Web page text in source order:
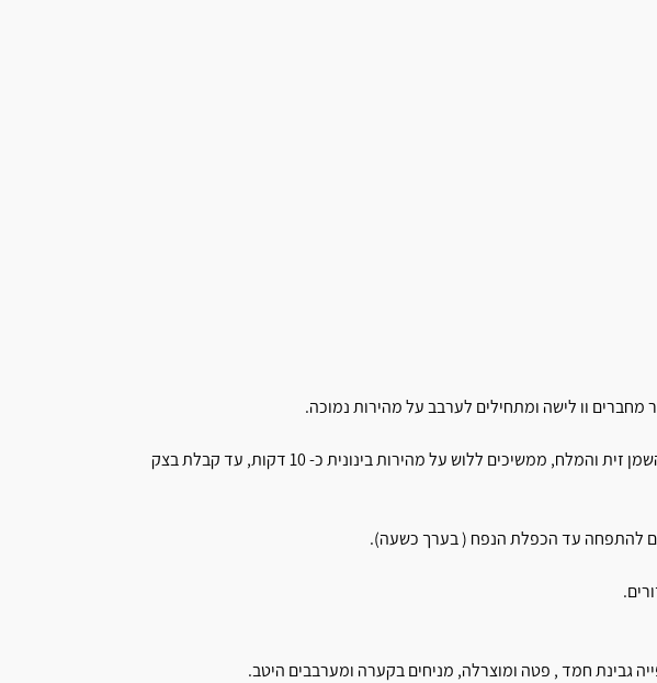
וו לישה ומתחילים לערבב על מהירות נמוכה.
מוסיפים את המים בהדרגה , מוסיפים את השמן זית והמלח, ממשיכים ללוש על מהירות בינונית כ- 10 דקות, עד קבלת בצק
להתפחה עד הכפלת הנפח ( בערך כשעה).
גבינת חמד , פטה ומוצרלה, מניחים בקערה ומערבבים היטב.